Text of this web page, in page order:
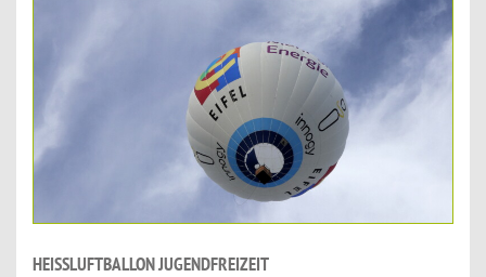
HEISSLUFTBALLON JUGENDFREIZEIT